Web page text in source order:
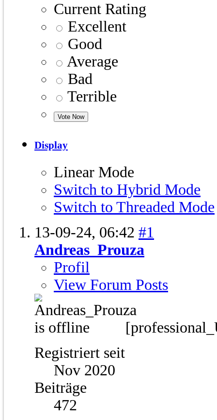
Current Rating
Excellent
Good
Average
Bad
Terrible
Display
Linear Mode
Switch to Hybrid Mode
Switch to Threaded Mode
13-09-24, 06:42 #1
Andreas_Prouza
Profil
View Forum Posts
Registriert seit
Nov 2020
Beiträge
472